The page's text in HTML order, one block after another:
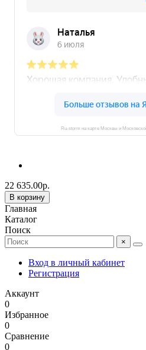
Ru-storm на карте Москвы и
22 635.00р.
В корзину
Главная
Каталог
Поиск
×
Вход в личный кабинет
Регистрация
Аккаунт
0
Избранное
0
Сравнение
0